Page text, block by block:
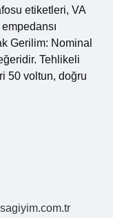
etiketleri, VA
Gerilim: Nominal
Tehlikeli
50 voltun, doğru